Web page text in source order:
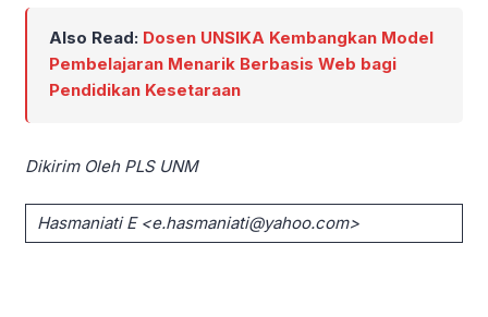
Also Read: Dosen UNSIKA Kembangkan Model
Pembelajaran Menarik Berbasis Web bagi
Pendidikan Kesetaraan
Dikirim Oleh PLS UNM
Hasmaniati E <e.hasmaniati@yahoo.com>